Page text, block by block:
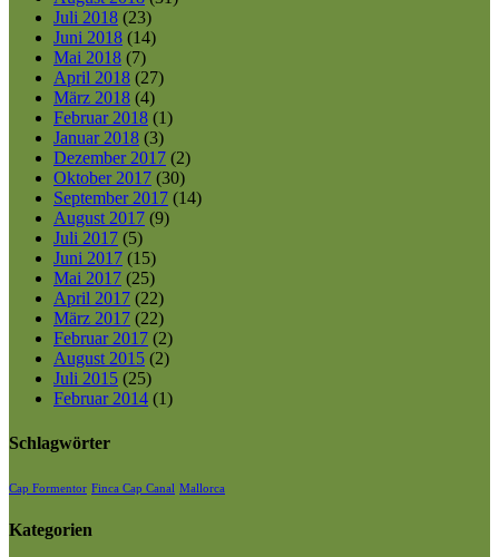
Juli 2018 (23)
Juni 2018 (14)
Mai 2018 (7)
April 2018 (27)
März 2018 (4)
Februar 2018 (1)
Januar 2018 (3)
Dezember 2017 (2)
Oktober 2017 (30)
September 2017 (14)
August 2017 (9)
Juli 2017 (5)
Juni 2017 (15)
Mai 2017 (25)
April 2017 (22)
März 2017 (22)
Februar 2017 (2)
August 2015 (2)
Juli 2015 (25)
Februar 2014 (1)
Schlagwörter
Cap Formentor Finca Cap Canal Mallorca
Kategorien